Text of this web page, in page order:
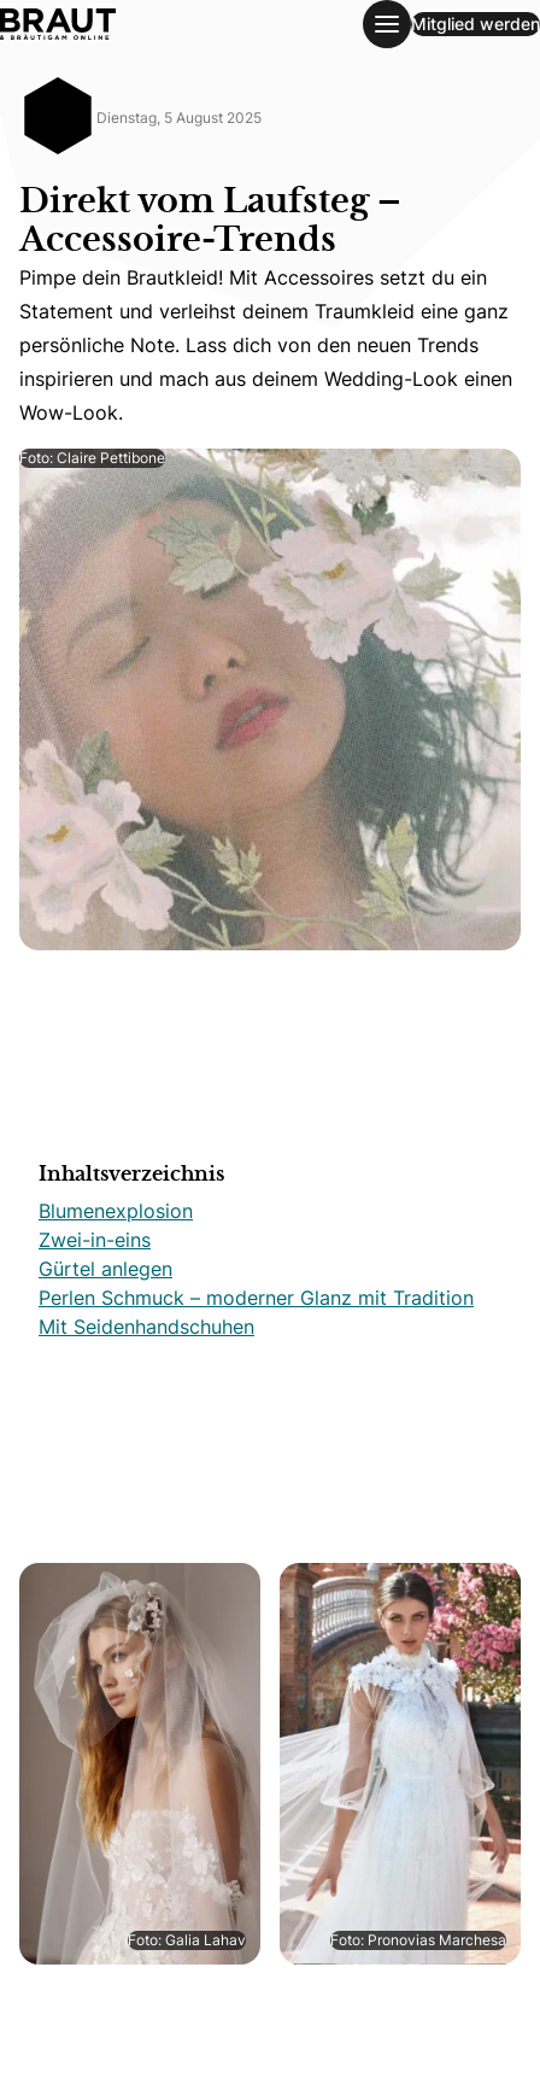
Direkt vom Laufsteg – Accessoire-Trends
Mitglied werden
Dienstag, 5 August 2025
Direkt vom Laufsteg –
Accessoire-Trends
Pimpe dein Brautkleid! Mit Accessoires setzt du ein
Pimpe dein Brautkleid! Mit Accessoires setzt du ein
Statement und verleihst deinem Traumkleid eine ganz
persönliche Note. Lass dich von den neuen Trends
inspirieren und mach aus deinem Wedding-Look einen
Wow-Look.
Foto: Claire Pettibone
Inhaltsverzeichnis
Blumenexplosion
Zwei-in-eins
Gürtel anlegen
Perlen Schmuck – moderner Glanz mit Tradition
Mit Seidenhandschuhen
Foto: Galia Lahav Foto: Pronovias Marchesa